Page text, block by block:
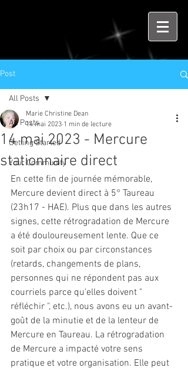
Post
All Posts
Getting Started
Your Community
All Posts
14 mai 2023 - Mercure
stationnaire direct
Marie Christine Dean
14 mai 2023 1 min de lecture
En cette fin de journée mémorable,
Mercure devient direct à 5° Taureau
(23h17 - HAE). Plus que dans les autres
signes, cette rétrogradation de Mercure
a été douloureusement lente. Que ce
soit par choix ou par circonstances
(retards, changements de plans,
personnes qui ne répondent pas aux
courriels parce qu'elles doivent "
réfléchir ", etc.), nous avons eu un avant-
goût de la minutie et de la lenteur de
Mercure en Taureau. La rétrogradation
de Mercure a impacté votre sens
pratique et votre organisation. Elle peut